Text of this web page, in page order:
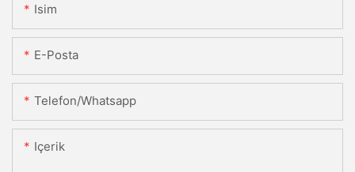
Isim
E-Posta
Telefon/whatsapp
Içerik